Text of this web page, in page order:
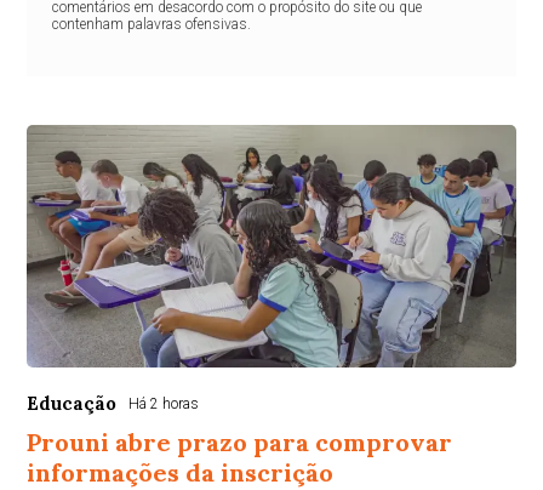
comentários em desacordo com o propósito do site ou que
contenham palavras ofensivas.
Educação Há 2 horas
Prouni abre prazo para comprovar
informações da inscrição